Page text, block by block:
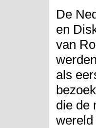
De
en
van
als
die de